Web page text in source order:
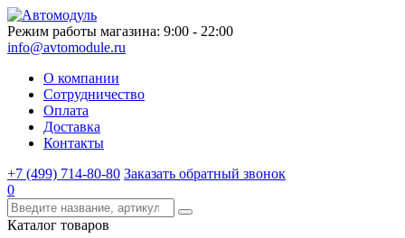
Режим работы магазина: 9:00 - 22:00
info@avtomodule.ru
О компании
Сотрудничество
Оплата
Доставка
Контакты
+7 (499) 714-80-80 Заказать обратный звонок
0
Каталог товаров